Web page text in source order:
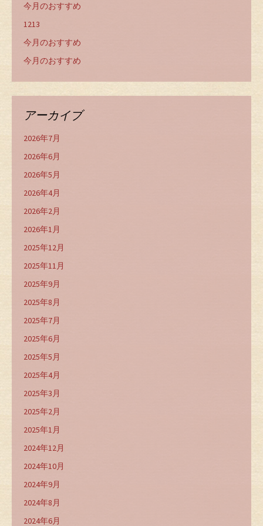
今月のおすすめ
1213
今月のおすすめ
今月のおすすめ
アーカイブ
2026年7月
2026年6月
2026年5月
2026年4月
2026年2月
2026年1月
2025年12月
2025年11月
2025年9月
2025年8月
2025年7月
2025年6月
2025年5月
2025年4月
2025年3月
2025年2月
2025年1月
2024年12月
2024年10月
2024年9月
2024年8月
2024年6月